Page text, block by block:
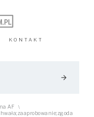
KONTAKT
arrow_forward
AF \